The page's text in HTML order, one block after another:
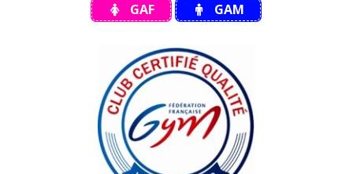
GAF GAM